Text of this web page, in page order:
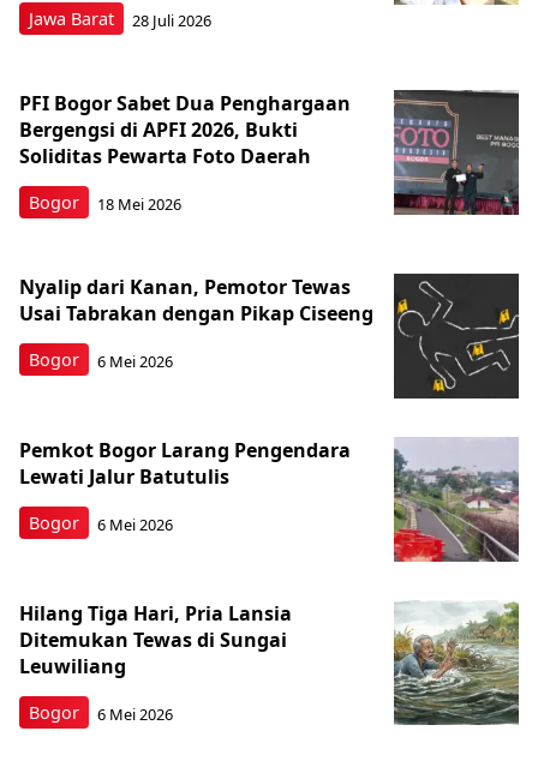
Jawa Barat 28 Juli 2026
Bogor
PFI Bogor Sabet Dua Penghargaan
Bergengsi di APFI 2026, Bukti
Soliditas Pewarta Foto Daerah
18 Mei 2026
Bogor
Nyalip dari Kanan, Pemotor Tewas
Usai Tabrakan dengan Pikap Ciseeng
6 Mei 2026
Bogor
Pemkot Bogor Larang Pengendara
Lewati Jalur Batutulis
6 Mei 2026
Bogor
Hilang Tiga Hari, Pria Lansia
Ditemukan Tewas di Sungai
Leuwiliang
6 Mei 2026